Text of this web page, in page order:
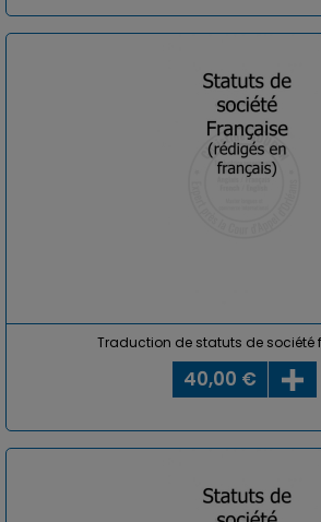
Traduction de statuts de société
40,00 €